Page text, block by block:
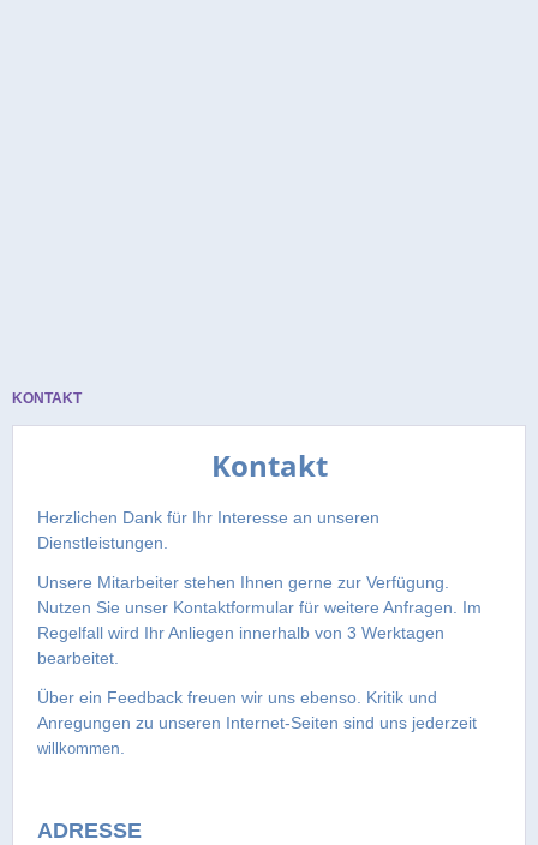
KONTAKT
Kontakt
Herzlichen Dank für Ihr Interesse an unseren
Dienstleistungen.
Unsere Mitarbeiter stehen Ihnen gerne zur Verfügung.
Nutzen Sie unser Kontaktformular für weitere Anfragen. Im
Regelfall wird Ihr Anliegen innerhalb von 3 Werktagen
bearbeitet.
Über ein Feedback freuen wir uns ebenso. Kritik und
Anregungen zu unseren Internet-Seiten sind uns jederzeit
willkommen.
ADRESSE